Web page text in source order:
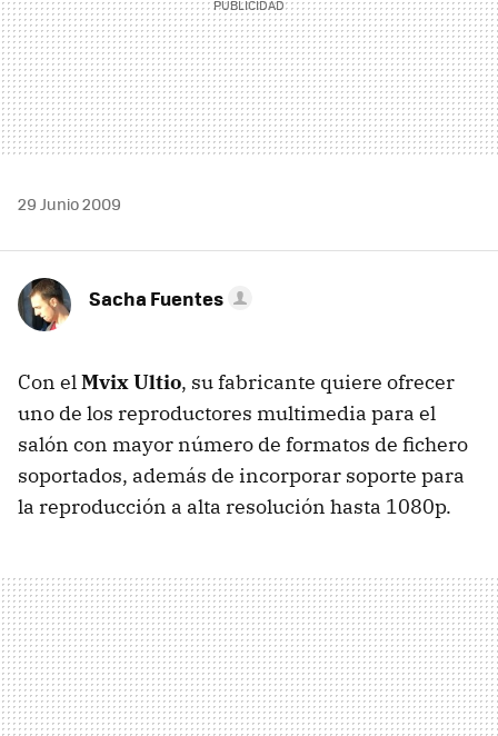
29 Junio 2009
Sacha Fuentes
Con elMvix Ultio, su fabricante quiere ofrecer
uno de los reproductores multimedia para el
salón con mayor número de formatos de fichero
soportados, además de incorporar soporte para
la reproducción a alta resolución hasta 1080p.